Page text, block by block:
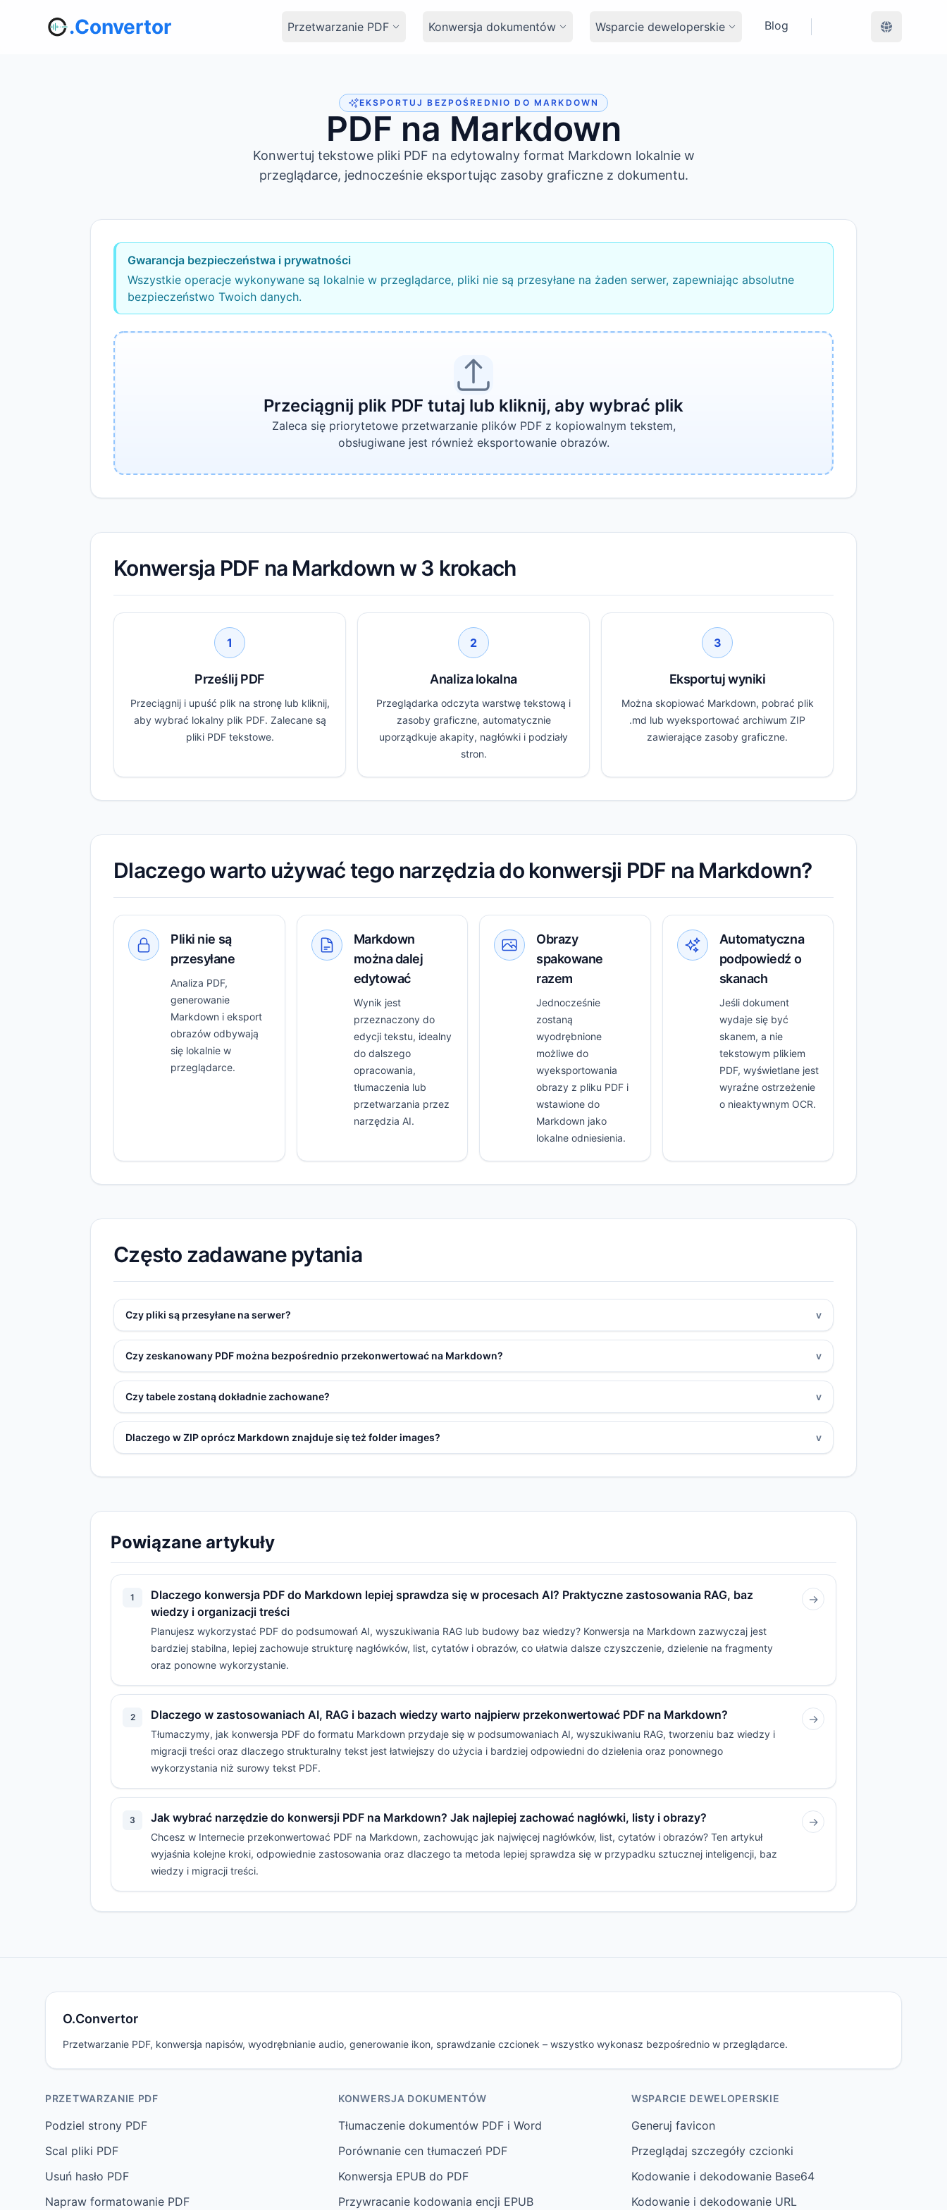
.Convertor Przetwarzanie PDF Konwersja dokumentów Wsparcie deweloperskie Blog
EKSPORTUJ BEZPOŚREDNIO DO MARKDOWN
PDF na Markdown
Konwertuj tekstowe pliki PDF na edytowalny format Markdown lokalnie w
przeglądarce, jednocześnie eksportując zasoby graficzne z dokumentu.
Gwarancja bezpieczeństwa i prywatności
Wszystkie operacje wykonywane są lokalnie w przeglądarce, pliki nie są przesyłane na żaden serwer, zapewniając absolutne
bezpieczeństwo Twoich danych.
Przeciągnij plik PDF tutaj lub kliknij, aby wybrać plik
Zaleca się priorytetowe przetwarzanie plików PDF z kopiowalnym tekstem,
obsługiwane jest również eksportowanie obrazów.
Konwersja PDF na Markdown w 3 krokach
1
Prześlij PDF
Przeciągnij i upuść plik na stronę lub kliknij,
aby wybrać lokalny plik PDF. Zalecane są
pliki PDF tekstowe.
2
Analiza lokalna
Przeglądarka odczyta warstwę tekstową i
zasoby graficzne, automatycznie
uporządkuje akapity, nagłówki i podziały
stron.
3
Eksportuj wyniki
Można skopiować Markdown, pobrać plik
.md lub wyeksportować archiwum ZIP
zawierające zasoby graficzne.
Dlaczego warto używać tego narzędzia do konwersji PDF na Markdown?
Pliki nie są
przesyłane
Analiza PDF,
generowanie
Markdown i eksport
obrazów odbywają
się lokalnie w
przeglądarce.
Markdown
można dalej
edytować
Wynik jest
przeznaczony do
edycji tekstu, idealny
do dalszego
opracowania,
tłumaczenia lub
przetwarzania przez
narzędzia AI.
Obrazy
spakowane
razem
Jednocześnie
zostaną
wyodrębnione
możliwe do
wyeksportowania
obrazy z pliku PDF i
wstawione do
Markdown jako
lokalne odniesienia.
Automatyczna
podpowiedź o
skanach
Jeśli dokument
wydaje się być
skanem, a nie
tekstowym plikiem
PDF, wyświetlane jest
wyraźne ostrzeżenie
o nieaktywnym OCR.
Często zadawane pytania
Czy pliki są przesyłane na serwer? v
Czy zeskanowany PDF można bezpośrednio przekonwertować na Markdown? v
Czy tabele zostaną dokładnie zachowane? v
Dlaczego w ZIP oprócz Markdown znajduje się też folder images? v
Powiązane artykuły
1
Dlaczego konwersja PDF do Markdown lepiej sprawdza się w procesach AI? Praktyczne zastosowania RAG, baz
wiedzy i organizacji treści
Planujesz wykorzystać PDF do podsumowań AI, wyszukiwania RAG lub budowy baz wiedzy? Konwersja na Markdown zazwyczaj jest
bardziej stabilna, lepiej zachowuje strukturę nagłówków, list, cytatów i obrazów, co ułatwia dalsze czyszczenie, dzielenie na fragmenty
oraz ponowne wykorzystanie.
→
2 Dlaczego w zastosowaniach AI, RAG i bazach wiedzy warto najpierw przekonwertować PDF na Markdown?
Tłumaczymy, jak konwersja PDF do formatu Markdown przydaje się w podsumowaniach AI, wyszukiwaniu RAG, tworzeniu baz wiedzy i
migracji treści oraz dlaczego strukturalny tekst jest łatwiejszy do użycia i bardziej odpowiedni do dzielenia oraz ponownego
wykorzystania niż surowy tekst PDF.
→
3 Jak wybrać narzędzie do konwersji PDF na Markdown? Jak najlepiej zachować nagłówki, listy i obrazy?
Chcesz w Internecie przekonwertować PDF na Markdown, zachowując jak najwięcej nagłówków, list, cytatów i obrazów? Ten artykuł
wyjaśnia kolejne kroki, odpowiednie zastosowania oraz dlaczego ta metoda lepiej sprawdza się w przypadku sztucznej inteligencji, baz
wiedzy i migracji treści.
→
O.Convertor
Przetwarzanie PDF, konwersja napisów, wyodrębnianie audio, generowanie ikon, sprawdzanie czcionek – wszystko wykonasz bezpośrednio w przeglądarce.
PRZETWARZANIE PDF
Podziel strony PDF
Scal pliki PDF
Usuń hasło PDF
Napraw formatowanie PDF
KONWERSJA DOKUMENTÓW
Tłumaczenie dokumentów PDF i Word
Porównanie cen tłumaczeń PDF
Konwersja EPUB do PDF
Przywracanie kodowania encji EPUB
WSPARCIE DEWELOPERSKIE
Generuj favicon
Przeglądaj szczegóły czcionki
Kodowanie i dekodowanie Base64
Kodowanie i dekodowanie URL